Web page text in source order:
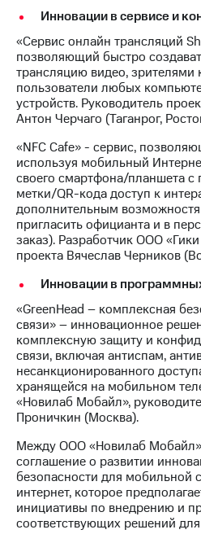
аудит
Рынок
акций
Описание
Программа
приобретения
Порядок
выкупа
акций
Дивиденды
Рынок
облигаций
Описание
Еврооблигации-2023
о
погашении
именных
облигаций
Другое
Регистратор
Реквизиты
Контакты
развитие
деловая этика
На главную
Инновации в сервисе и
«Сервис онлайн трансляций
позволяющий быстро
трансляцию видео, зрителями
пользователи любых
устройств. Руководитель
Антон Черчаго (Таганрог,
«NFC Cafe» - сервис,
используя мобильный
своего смартфона/планшета
метки/QR-кода доступ к
дополнительным
пригласить официанта и в
заказ). Разработчик ООО
проекта Вячеслав Черников
Инновации в
«GreenHead – комплексная
связи» – инновационное
комплексную защиту и
связи, включая антиспам,
несанкционированного
хранящейся на мобильном
«Новилаб Мобайл»,
Проничкин (Москва).
Между ООО «Новилаб
соглашение о развитии
безопасности для мобильной
интернет, которое
инициативы по внедрению и
соответствующих решений